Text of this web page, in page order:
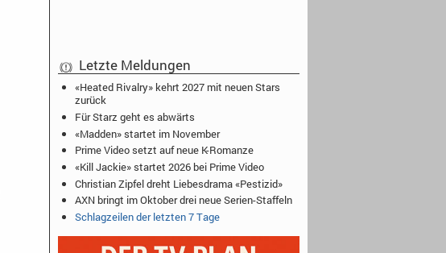
Letzte Meldungen
«Heated Rivalry» kehrt 2027 mit neuen Stars
zurück
Für Starz geht es abwärts
«Madden» startet im November
Prime Video setzt auf neue K-Romanze
«Kill Jackie» startet 2026 bei Prime Video
Christian Zipfel dreht Liebesdrama «Pestizid»
AXN bringt im Oktober drei neue Serien-Staffeln
Schlagzeilen der letzten 7 Tage